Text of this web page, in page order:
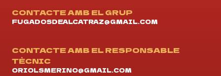
CONTACTE AMB EL GRUP
FUGADOSDEALCATRAZ@GMAIL.COM
CONTACTE AMB EL RESPONSABLE
TÈCNIC
ORIOLSMERINO@GMAIL.COM